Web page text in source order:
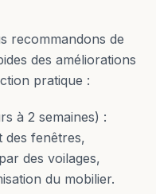
recommandons de
des améliorations
pratique :
à 2 semaines) :
des fenêtres,
des voilages,
du mobilier.